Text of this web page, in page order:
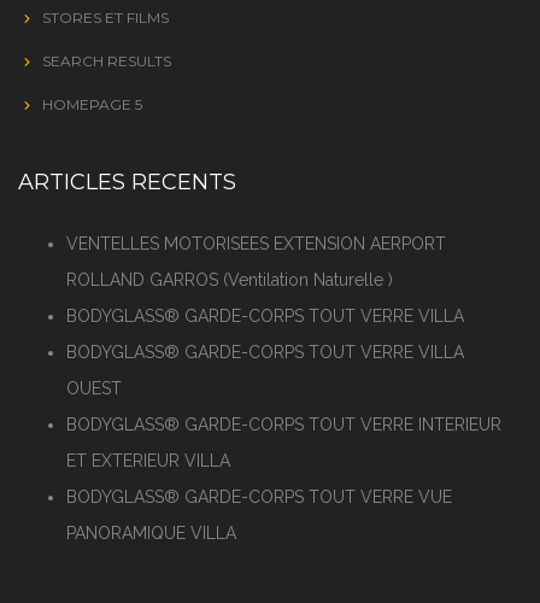
STORES ET FILMS
SEARCH RESULTS
HOMEPAGE 5
ARTICLES RECENTS
VENTELLES MOTORISEES EXTENSION AERPORT
ROLLAND GARROS (Ventilation Naturelle )
BODYGLASS® GARDE-CORPS TOUT VERRE VILLA
BODYGLASS® GARDE-CORPS TOUT VERRE VILLA
OUEST
BODYGLASS® GARDE-CORPS TOUT VERRE INTERIEUR
ET EXTERIEUR VILLA
BODYGLASS® GARDE-CORPS TOUT VERRE VUE
PANORAMIQUE VILLA